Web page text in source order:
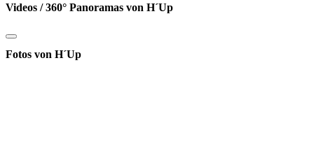
Videos / 360° Panoramas von H´Up
Fotos von H´Up